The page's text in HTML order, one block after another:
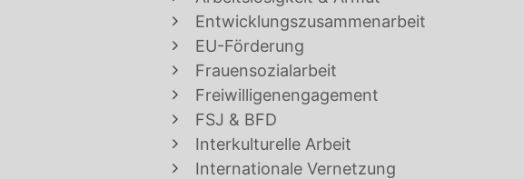
Entwicklungszusammenarbeit
EU-Förderung
Frauensozialarbeit
Freiwilligenengagement
FSJ & BFD
Interkulturelle Arbeit
Internationale Vernetzung